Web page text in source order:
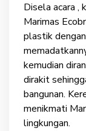
Disela acara ,
Marimas
plastik
kemudian
dirakit
bangunan.
menikmati
lingkungan.